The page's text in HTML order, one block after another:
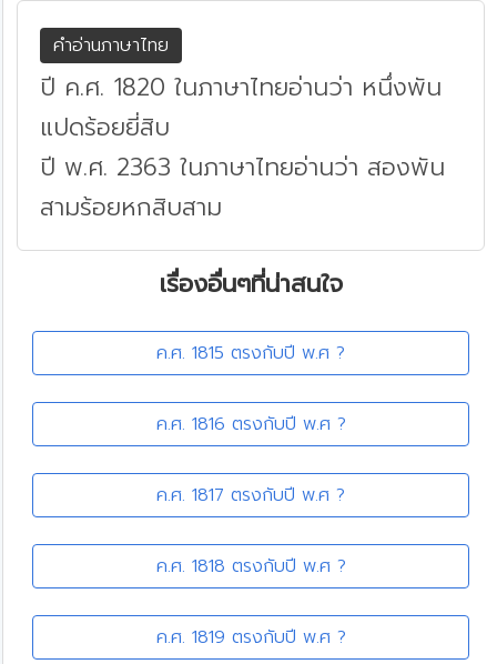
คำอ่านภาษาไทย
ปี ค.ศ. 1820 ในภาษาไทยอ่านว่า หนึ่งพัน
แปดร้อยยี่สิบ
ปี พ.ศ. 2363 ในภาษาไทยอ่านว่า สองพัน
สามร้อยหกสิบสาม
เรื่องอื่นๆที่น่าสนใจ
ค.ศ. 1815 ตรงกับปี พ.ศ ?
ค.ศ. 1816 ตรงกับปี พ.ศ ?
ค.ศ. 1817 ตรงกับปี พ.ศ ?
ค.ศ. 1818 ตรงกับปี พ.ศ ?
ค.ศ. 1819 ตรงกับปี พ.ศ ?